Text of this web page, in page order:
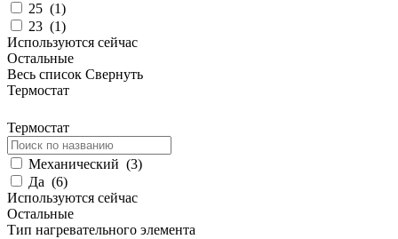
25 (1)
23 (1)
Используются сейчас
Остальные
Весь список Свернуть
Термостат
Термостат
Механический (3)
Да (6)
Используются сейчас
Остальные
Тип нагревательного элемента